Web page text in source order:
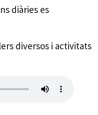
diàries es
diversos i activitats